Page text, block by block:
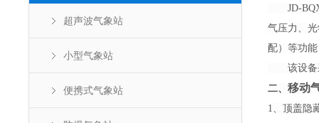
超声波气象站
小型气象站
便携式气象站
JD-
气压力、光
配）等功
该设备采
二、 移动
1、顶盖隐